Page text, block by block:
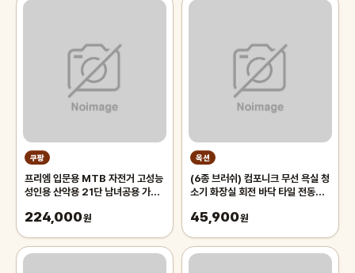
쿠팡
프리엠 입문용 MTB 자전거 고성능
성인용 산악용 21단 남녀공용 가성
175cm, 그레이 오렌지/21단/26
224,000원
옥션
(6종 브러쉬) 컴포니크 무선 욕실 청
소기 화장실 회전 바닥 타일 전동솔
45,900원